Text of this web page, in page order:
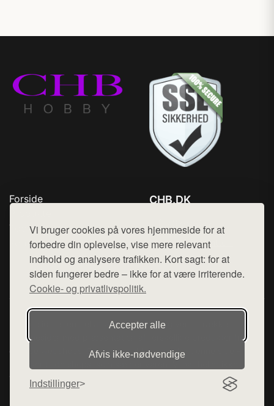
Vi bruger cookies på vores hjemmeside for at
forbedre din oplevelse, vise mere relevant
indhold og analysere trafikken. Kort sagt: for at
siden fungerer bedre – ikke for at være irriterende.
Cookie- og privatlivspolitik.
Accepter alle
Afvis ikke‑nødvendige
Indstillinger
Forside
Top Rabatter
Kontakt
CHB.DK
Mail: hej@want.dk
Cookie- og privatlivspolitik
Denne side er en del af want.dk, der udgiver en række
hjemmesider med præsentation af forskellige produkter fra
diverse webshops. Der sælges ikke varer fra denne side - vi
henviser til de shops, som sælger varen. Vi har heller ikke
varerne på lager.